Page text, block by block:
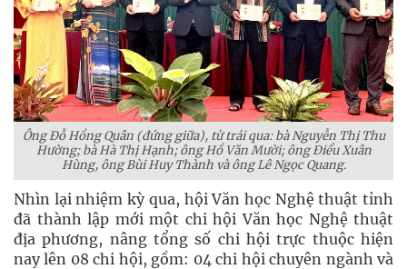
Ông Đỗ Hồng Quân (đứng giữa), từ trái qua: bà Nguyễn Thị Thu
Hường; bà Hà Thị Hạnh; ông Hồ Văn Mười; ông Điểu Xuân
Hùng, ông Bùi Huy Thành và ông Lê Ngọc Quang.
Nhìn lại nhiệm kỳ qua, hội Văn học Nghệ thuật tỉnh
đã thành lập mới một chi hội Văn học Nghệ thuật
địa phương, nâng tổng số chi hội trực thuộc hiện
nay lên 08 chi hội, gồm: 04 chi hội chuyên ngành và